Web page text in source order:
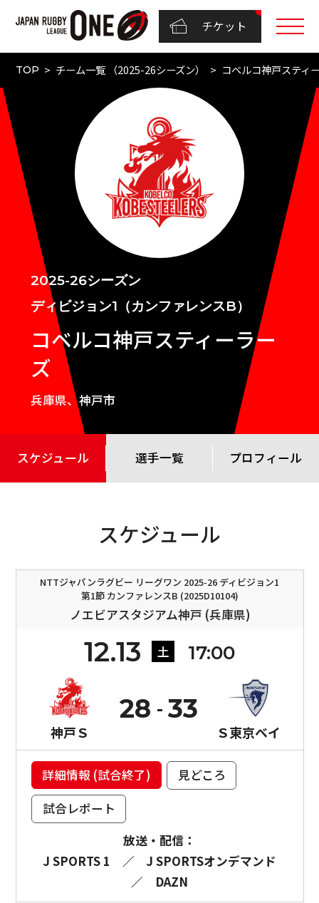
チケット
TOP チーム一覧 （2025-26シーズン） コベルコ神戸スティ
2025-26シーズン
ディビジョン1（カンファレンスB）
コベルコ神戸スティーラー
ズ
兵庫県、神戸市
スケジュール 選手一覧 プロフィール
スケジュール
NTTジャパンラグビー リーグワン 2025-26 ディビジョン1
第1節 カンファレンスB (2025D10104)
ノエビアスタジアム神戸 (兵庫県)
12.13 土 17:00
神戸Ｓ
28
Ｓ東京ベイ
33
詳細情報 (試合終了)
見どころ
試合レポート
放送・配信：
J SPORTS 1
／
J SPORTSオンデマンド
／
DAZN